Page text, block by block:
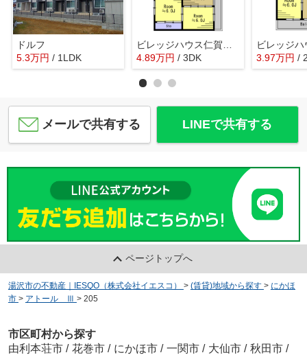
ドルフ
5.3万円 / 1LDK
ビレッジハウス仁賀保1号棟
4.89万円 / 3DK 3.97万円 /
メールで共有する LINEで共有する
ページトップへ
湯沢市の不動産｜IESQO（株式会社イエスコ） > (賃貸)地域から探す > にかほ
市 > アトール Ⅲ > 205
市区町村から探す
由利本荘市 / 花巻市 / にかほ市 / 一関市 / 大仙市 / 秋田市 /